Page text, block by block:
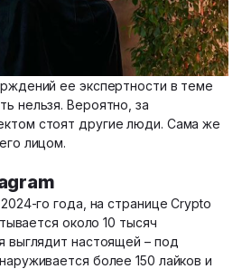
ее экспертности в теме
нельзя. Вероятно, за
стоят другие люди. Сама же
лицом.
го года, на странице Crypto
около 10 тысяч
выглядит настоящей – под
более 150 лайков и